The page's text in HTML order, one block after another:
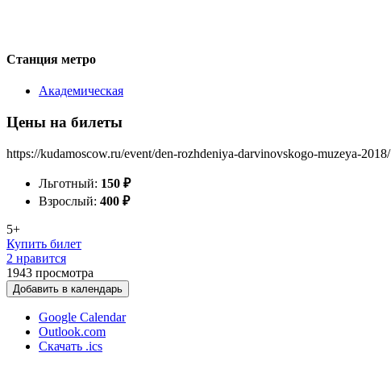
Станция метро
Академическая
Цены на билеты
https://kudamoscow.ru/event/den-rozhdeniya-darvinovskogo-muzeya-2018/
Льготный: 150 ₽
Взрослый: 400 ₽
5+
Купить билет
2 нравится
1943 просмотра
Добавить в календарь
Google Calendar
Outlook.com
Скачать .ics